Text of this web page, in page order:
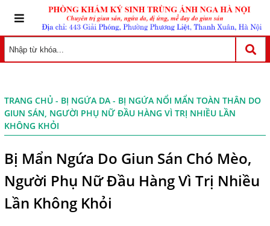
TRANG CHỦ- BỊ NGỨA DA- BỊ NGỨA NỔI MẨN TOÀN THÂN DO
GIUN SÁN, NGƯỜI PHỤ NỮ ĐẦU HÀNG VÌ TRỊ NHIỀU LẦN
KHÔNG KHỎI
Bị Mẩn Ngứa Do Giun Sán Chó Mèo,
Người Phụ Nữ Đầu Hàng Vì Trị Nhiều
Lần Không Khỏi